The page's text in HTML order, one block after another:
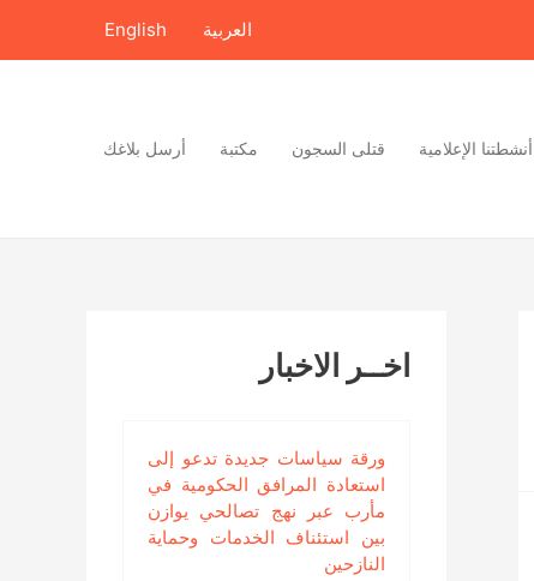
العربية English
أنشطتنا الإعلامية قتلى السجون مكتبة أرسل بلاغك
اخــر الاخبار
ورقة سياسات جديدة تدعو إلى
استعادة المرافق الحكومية في
مأرب عبر نهج تصالحي يوازن
بين استئناف الخدمات وحماية
النازحين